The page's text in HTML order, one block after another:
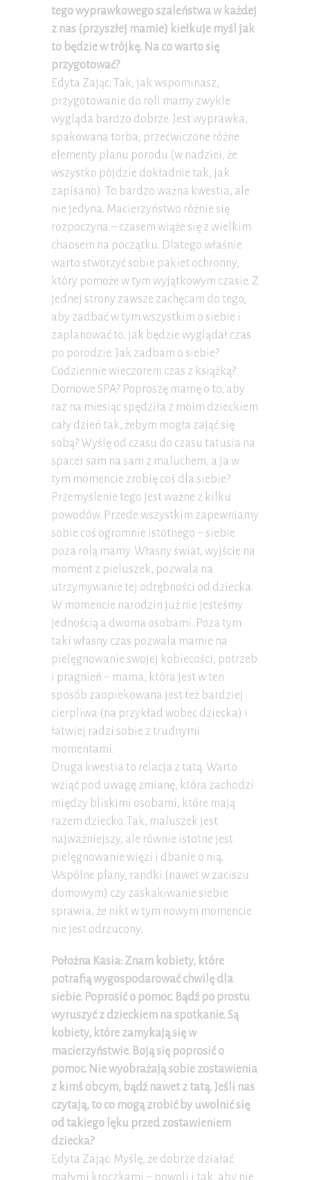
tego wyprawkowego szaleństwa w każdej
z nas (przyszłej mamie) kiełkuje myśl jak
to będzie w trójkę. Na co warto się
przygotować?
Edyta Zając: Tak, jak wspominasz,
przygotowanie do roli mamy zwykle
wygląda bardzo dobrze. Jest wyprawka,
spakowana torba, przećwiczone różne
elementy planu porodu (w nadziei, że
wszystko pójdzie dokładnie tak, jak
zapisano). To bardzo ważna kwestia, ale
nie jedyna. Macierzyństwo różnie się
rozpoczyna – czasem wiąże się z wielkim
chaosem na początku. Dlatego właśnie
warto stworzyć sobie pakiet ochronny,
który pomoże w tym wyjątkowym czasie. Z
jednej strony zawsze zachęcam do tego,
aby zadbać w tym wszystkim o siebie i
zaplanować to, jak będzie wyglądał czas
po porodzie. Jak zadbam o siebie?
Codziennie wieczorem czas z książką?
Domowe SPA? Poproszę mamę o to, aby
raz na miesiąc spędziła z moim dzieckiem
cały dzień tak, żebym mogła zająć się
sobą? Wyślę od czasu do czasu tatusia na
spacer sam na sam z maluchem, a ja w
tym momencie zrobię coś dla siebie?
Przemyślenie tego jest ważne z kilku
powodów. Przede wszystkim zapewniamy
sobie coś ogromnie istotnego – siebie
poza rolą mamy. Własny świat, wyjście na
moment z pieluszek, pozwala na
utrzymywanie tej odrębności od dziecka.
W momencie narodzin już nie jesteśmy
jednością a dwoma osobami. Poza tym
taki własny czas pozwala mamie na
pielęgnowanie swojej kobiecości, potrzeb
i pragnień – mama, która jest w ten
sposób zaopiekowana jest też bardziej
cierpliwa (na przykład wobec dziecka) i
łatwiej radzi sobie z trudnymi
momentami.
Druga kwestia to relacja z tatą. Warto
wziąć pod uwagę zmianę, która zachodzi
między bliskimi osobami, które mają
razem dziecko. Tak, maluszek jest
najważniejszy, ale równie istotne jest
pielęgnowanie więzi i dbanie o nią.
Wspólne plany, randki (nawet w zaciszu
domowym) czy zaskakiwanie siebie
sprawia, że nikt w tym nowym momencie
nie jest odrzucony.
Położna Kasia: Znam kobiety, które
potrafią wygospodarować chwilę dla
siebie. Poprosić o pomoc. Bądź po prostu
wyruszyć z dzieckiem na spotkanie. Są
kobiety, które zamykają się w
macierzyństwie. Boją się poprosić o
pomoc. Nie wyobrażają sobie zostawienia
z kimś obcym, bądź nawet z tatą. Jeśli nas
czytają, to co mogą zrobić by uwolnić się
od takiego lęku przed zostawieniem
dziecka?
Edyta Zając: Myślę, że dobrze działać
małymi kroczkami – powoli i tak, aby nie